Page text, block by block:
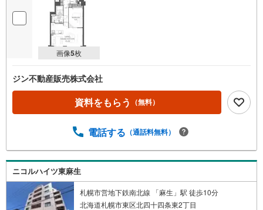
画像5枚
ジン不動産販売株式会社
資料をもらう （無料）
電話する （通話料無料）
ニコルハイツ東麻生
札幌市営地下鉄南北線 「麻生」駅 徒歩10分
北海道札幌市東区北四十四条東2丁目